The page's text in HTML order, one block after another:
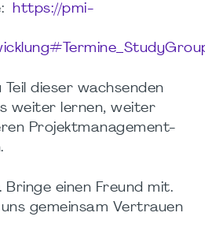
https://pmi-
Teil dieser wachsenden
weiter lernen, weiter
Projektmanagement-
Bringe einen Freund mit.
gemeinsam Vertrauen